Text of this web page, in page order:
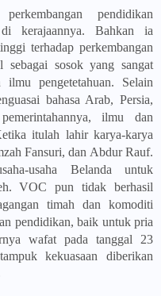
pendidikan
kerajaannya. Bahkan ia
terhadap perkembangan
sebagai sosok yang sangat
pengetetahuan. Selain
bahasa Arab, Persia,
ilmu dan
itulah lahir karya-karya
Fansuri, dan Abdur Rauf.
usaha Belanda untuk
VOC pun tidak berhasil
timah dan komoditi
pendidikan, baik untuk pria
wafat pada tanggal 23
kekuasaan diberikan